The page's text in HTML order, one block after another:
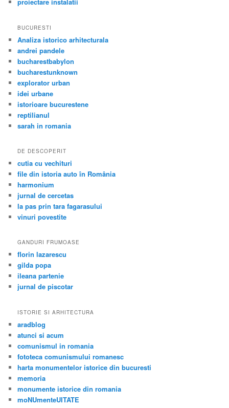
BUCURESTI
Analiza istorico arhitecturala
andrei pandele
bucharestbabylon
bucharestunknown
explorator urban
idei urbane
istorioare bucurestene
reptilianul
sarah in romania
DE DESCOPERIT
cutia cu vechituri
file din istoria auto în România
harmonium
jurnal de cercetas
la pas prin tara fagarasului
vinuri povestite
GANDURI FRUMOASE
florin lazarescu
gilda popa
ileana partenie
jurnal de piscotar
ISTORIE SI ARHITECTURA
aradblog
atunci si acum
comunismul in romania
fototeca comunismului romanesc
harta monumentelor istorice din bucuresti
memoria
monumente istorice din romania
moNUmenteUITATE